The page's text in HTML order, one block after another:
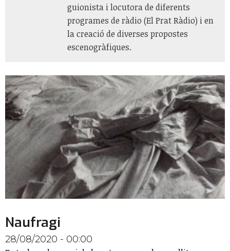
guionista i locutora de diferents
programes de ràdio (El Prat Ràdio) i en
la creació de diverses propostes
escenogràfiques.
Naufragi
28/08/2020 - 00:00